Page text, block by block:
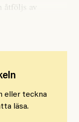
åtföljs av
eller teckna
läsa.